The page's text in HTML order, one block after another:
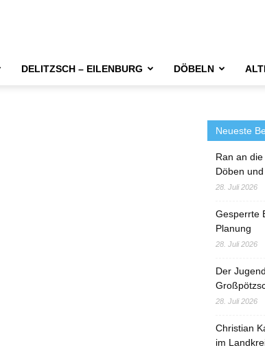
DELITZSCH – EILENBURG DÖBELN
Neueste
Ran an
Döben
28. Juli 2026
Gesperrte
Planung
28. Juli 2026
Der
28. Juli 2026
Christian
im